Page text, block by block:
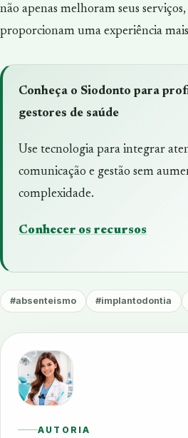
não apenas melhoram seus
proporcionam uma experiência
Conheça o Siodonto para
gestores de saúde
Use tecnologia para integrar
comunicação e gestão sem
complexidade.
Conhecer os recursos
#absenteismo #implantodontia
AUTORIA